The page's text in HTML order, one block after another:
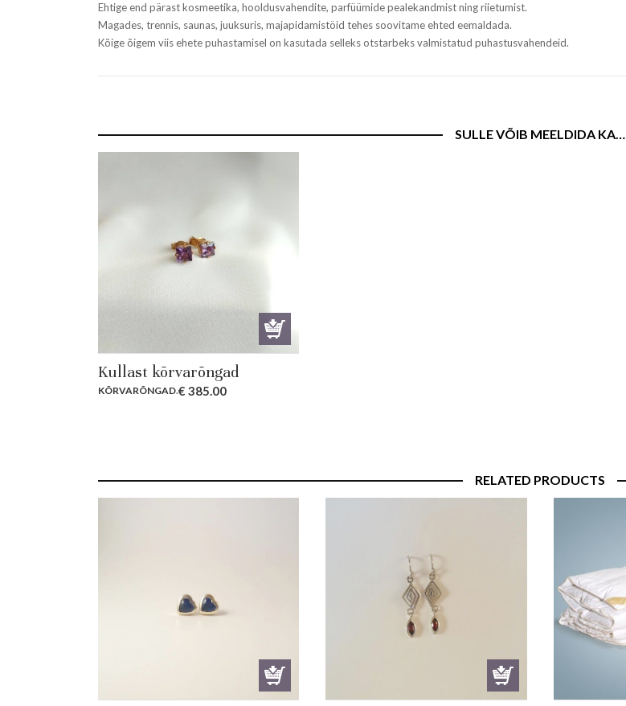
Ehtige end pärast kosmeetika, hooldusvahendite, parfüümide pealekandmist ning riietumist.
Magades, trennis, saunas, juuksuris, majapidamistöid tehes soovitame ehted eemaldada.
Kõige õigem viis ehete puhastamisel on kasutada selleks otstarbeks valmistatud puhastusvahendeid.
SULLE VÕIB MEELDIDA KA…
Kullast kõrvarõngad
KÕRVARÕNGAD.€ 385.00
RELATED PRODUCTS